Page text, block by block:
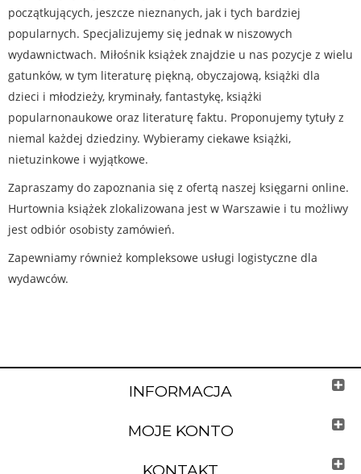
początkujących, jeszcze nieznanych, jak i tych bardziej
popularnych. Specjalizujemy się jednak w niszowych
wydawnictwach. Miłośnik książek znajdzie u nas pozycje z wielu
gatunków, w tym literaturę piękną, obyczajową, książki dla
dzieci i młodzieży, kryminały, fantastykę, książki
popularnonaukowe oraz literaturę faktu. Proponujemy tytuły z
niemal każdej dziedziny. Wybieramy ciekawe książki,
nietuzinkowe i wyjątkowe.
Zapraszamy do zapoznania się z ofertą naszej księgarni online.
Hurtownia książek zlokalizowana jest w Warszawie i tu możliwy
jest odbiór osobisty zamówień.
Zapewniamy również kompleksowe usługi logistyczne dla
wydawców.
INFORMACJA
MOJE KONTO